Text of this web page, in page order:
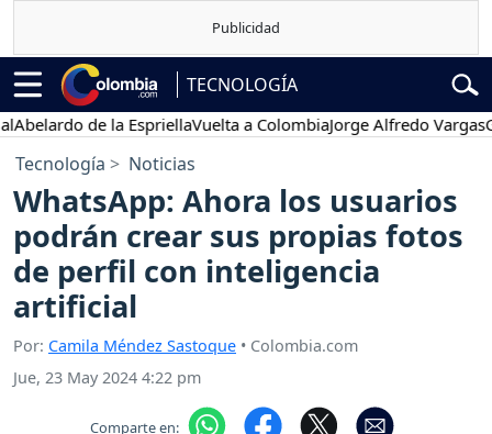
TECNOLOGÍA
de la EspriellaVuelta a ColombiaJorge Alfredo Vargas
Tecnología Noticias
WhatsApp: Ahora los usuarios
podrán crear sus propias fotos
de perfil con inteligencia
artificial
Por: Camila Méndez Sastoque • Colombia.com
Jue, 23 May 2024 4:22 pm
Comparte en: